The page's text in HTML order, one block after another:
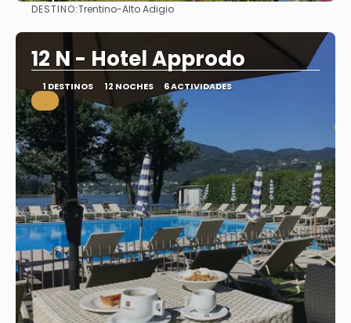
Ver
DESTINO:Trentino-Alto Adigio
12 N - Hotel Approdo
1 DESTINOS 12 NOCHES 6 ACTIVIDADES
.